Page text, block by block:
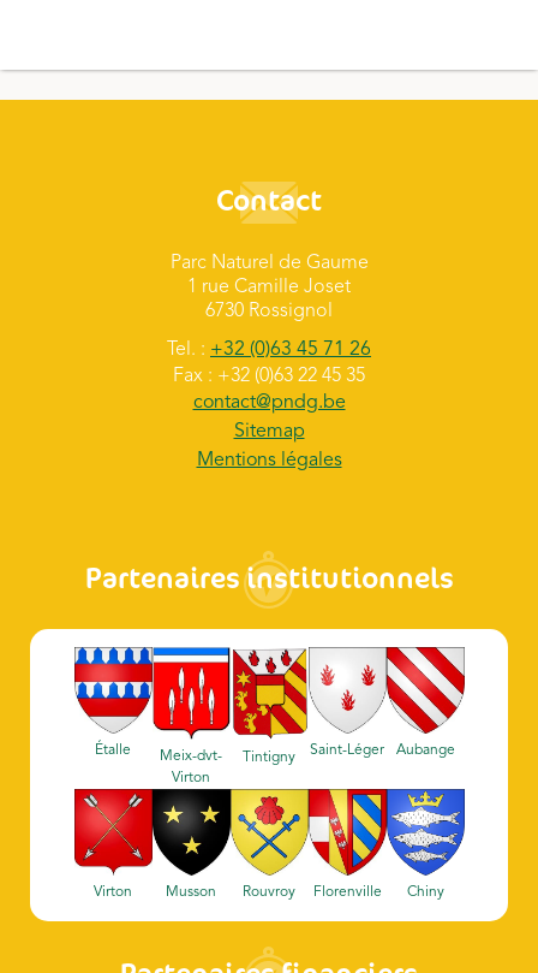
Contact
Parc Naturel de Gaume
1 rue Camille Joset
6730 Rossignol
Tel. : +32 (0)63 45 71 26
Fax : +32 (0)63 22 45 35
contact@pndg.be
Sitemap
Mentions légales
Partenaires institutionnels
Étalle
Meix-dvt-
Virton
Tintigny Saint-Léger Aubange
Virton Musson Rouvroy Florenville Chiny